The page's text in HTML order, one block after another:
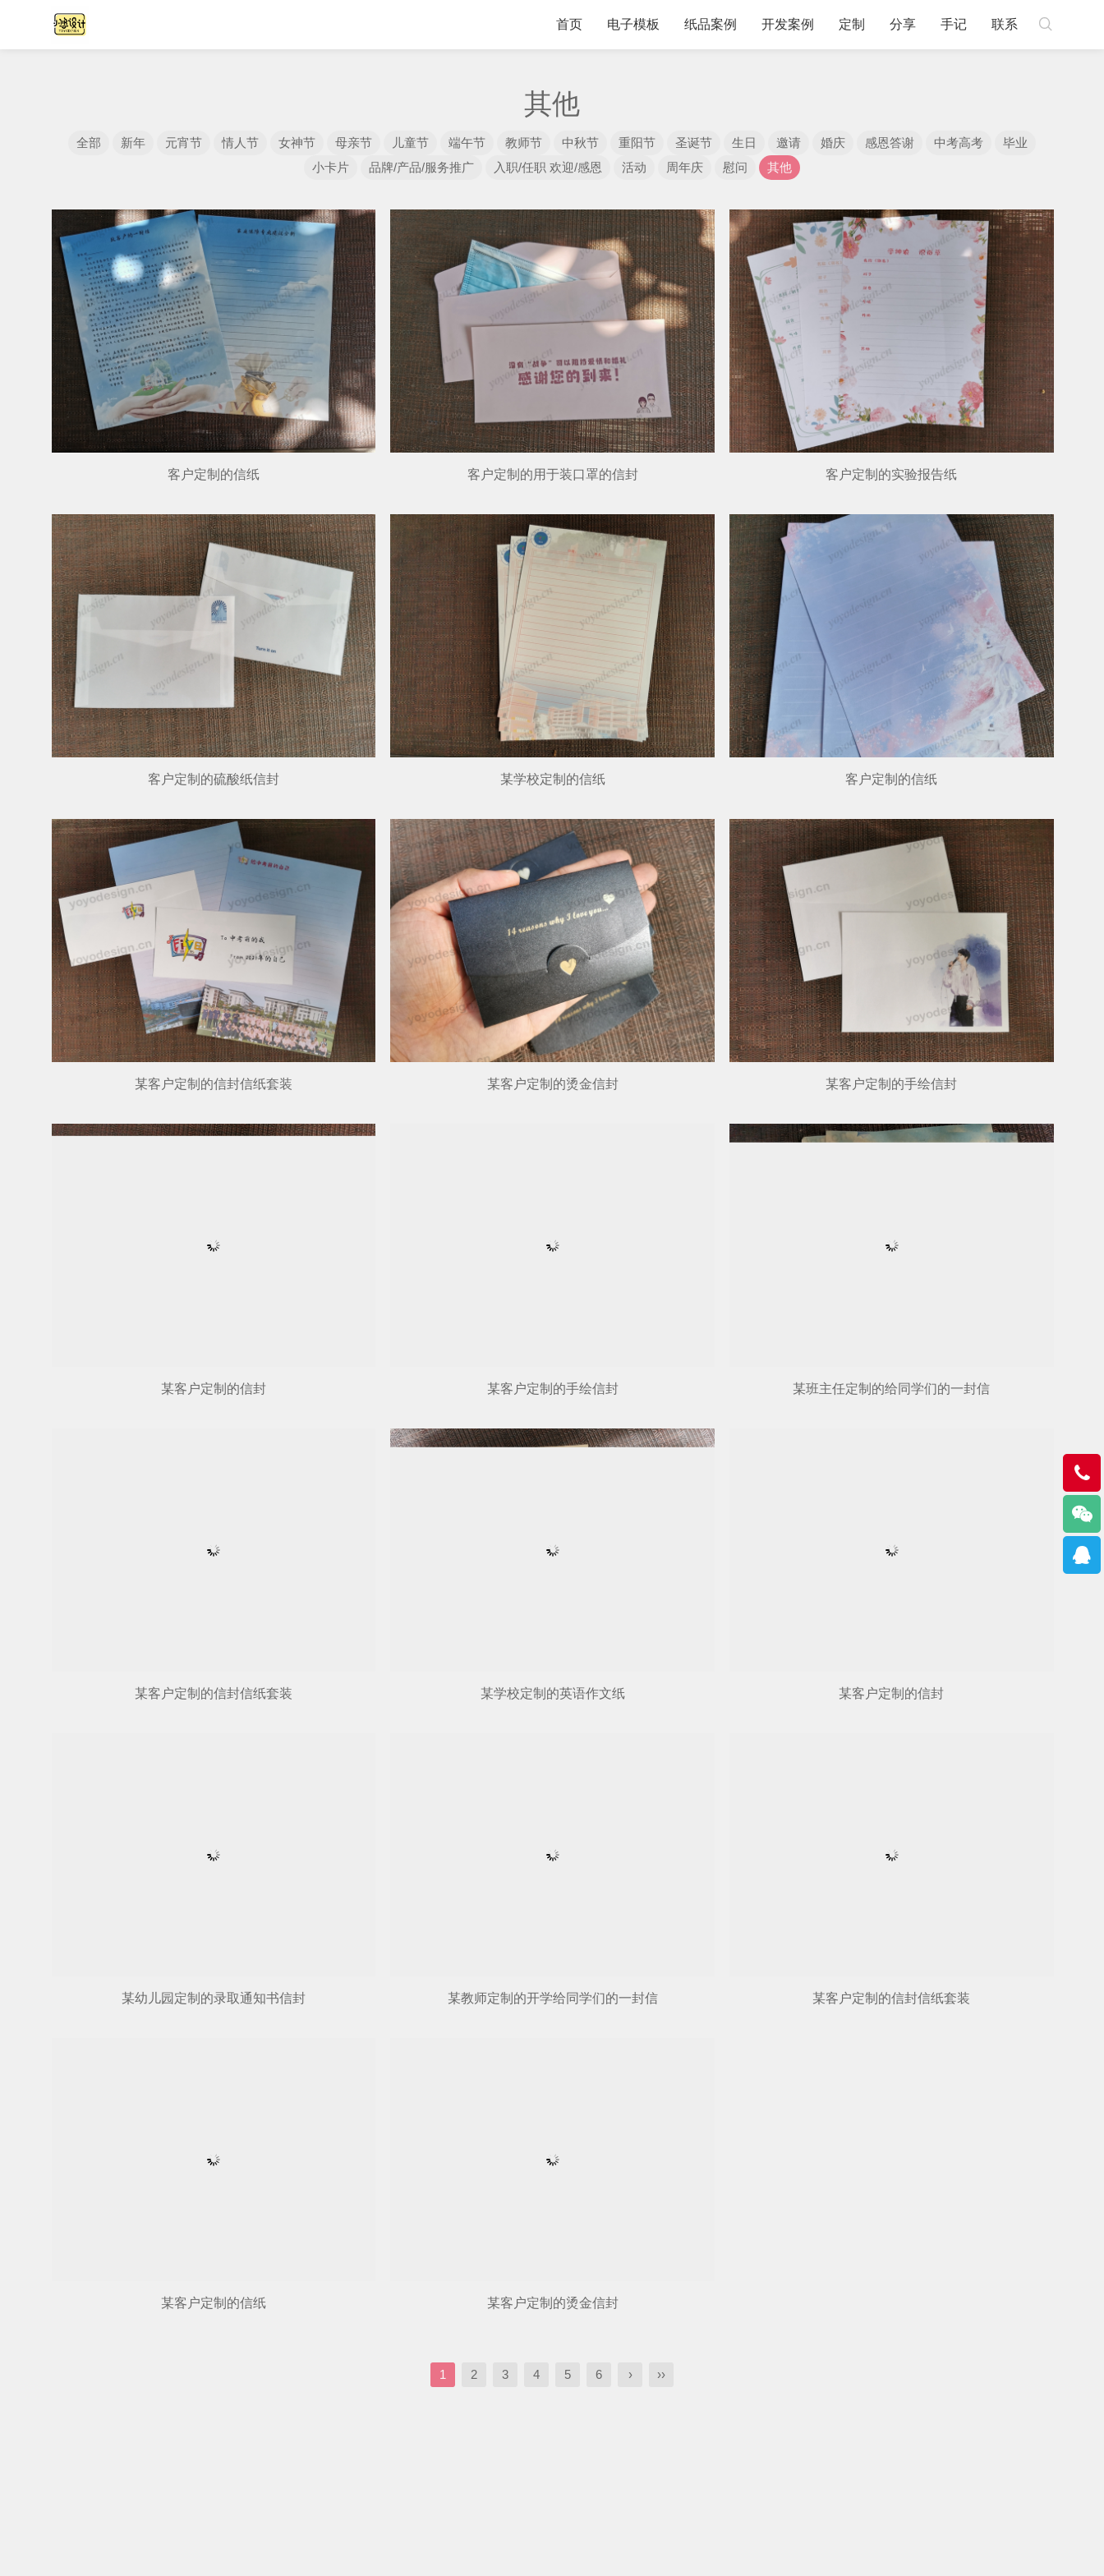

首页 电子模板 纸品案例 开发案例 定制 分享 手记 联系
其他
全部 新年 元宵节 情人节 女神节 母亲节 儿童节 端午节 教师节 中秋节 重阳节 圣诞节 生日 邀请 婚庆 感恩答谢 中考高考
毕业
小卡片
品牌/产品/服务推广 入职/任职 欢迎/感恩 活动 周年庆 慰问 其他
客户定制的信纸 客户定制的用于装口罩的信封 客户定制的实验报告纸
客户定制的硫酸纸信封 某学校定制的信纸 客户定制的信纸
某客户定制的信封信纸套装 某客户定制的烫金信封 某客户定制的手绘信封
某客户定制的信封 某客户定制的手绘信封 某班主任定制的给同学们的一封信
某客户定制的信封信纸套装 某学校定制的英语作文纸 某客户定制的信封
某幼儿园定制的录取通知书信封 某教师定制的开学给同学们的一封信 某客户定制的信封信纸套装
某客户定制的信纸 某客户定制的烫金信封
1 2 3 4 5 6 › ››